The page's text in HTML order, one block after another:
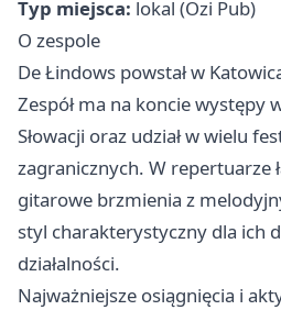
Typ miejsca: lokal (Ozi Pub)
O zespole
De Łindows powstał w
Zespół ma na koncie występy
Słowacji oraz udział w wielu
zagranicznych. W repertuarze
gitarowe brzmienia z
styl charakterystyczny dla ich
działalności.
Najważniejsze osiągnięcia i